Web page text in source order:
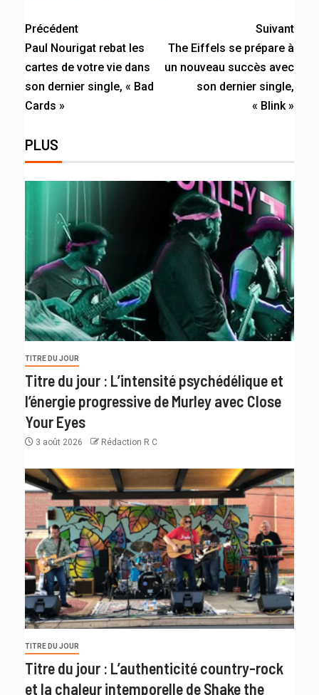
Précédent
Paul Nourigat rebat les
cartes de votre vie dans
son dernier single, « Bad
Cards »
Suivant
The Eiffels se prépare à
un nouveau succès avec
son dernier single,
« Blink »
PLUS
TITRE DU JOUR
Titre du jour : L’intensité psychédélique et
l’énergie progressive de Murley avec Close
Your Eyes
3 août 2026 Rédaction R C
TITRE DU JOUR
Titre du jour : L’authenticité country-rock
et la chaleur intemporelle de Shake the